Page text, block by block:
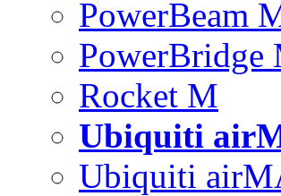
PowerBeam
PowerBridge
Rocket M
Ubiquiti
Ubiquiti